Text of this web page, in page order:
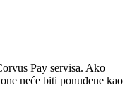
Pay servisa. Ako
neće biti ponuđene kao